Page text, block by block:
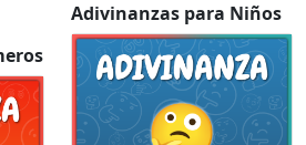
Adivinanzas para Niños